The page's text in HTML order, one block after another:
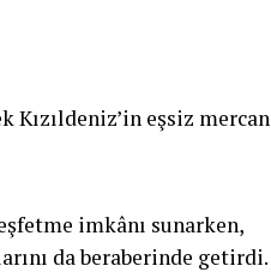
eşsiz mercan
imkânı sunarken,
da beraberinde getirdi.